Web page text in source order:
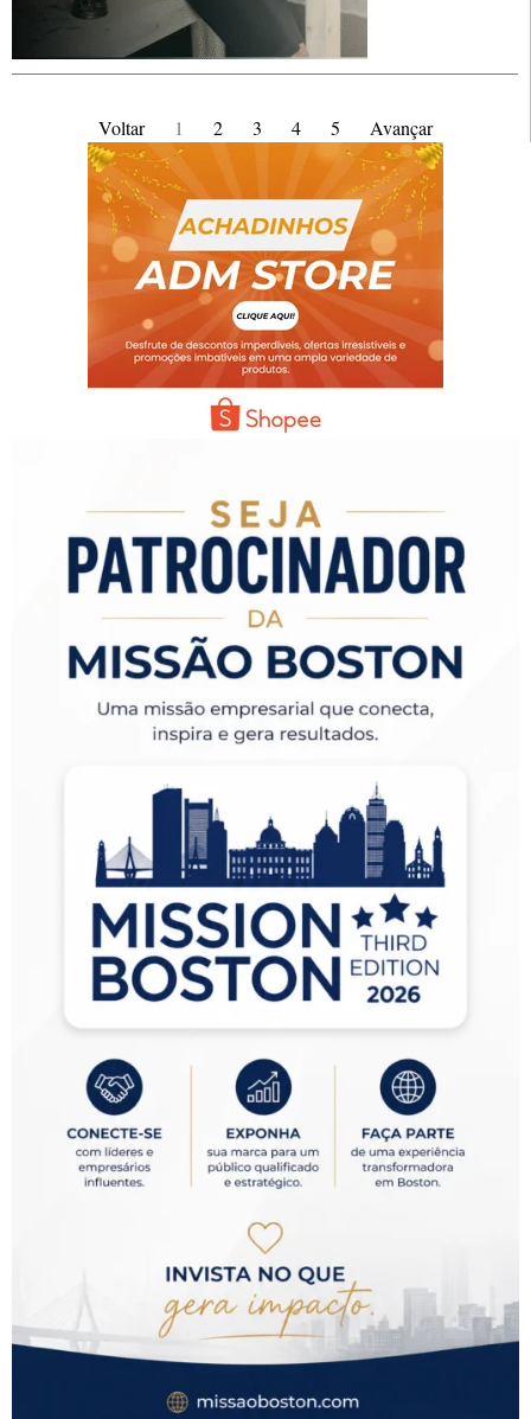
Voltar 1 2 3 4 5 Avançar